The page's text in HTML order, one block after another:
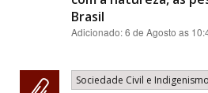
Brasil
Adicionado:6 de Agosto as
Sociedade Civil e Indigenismo